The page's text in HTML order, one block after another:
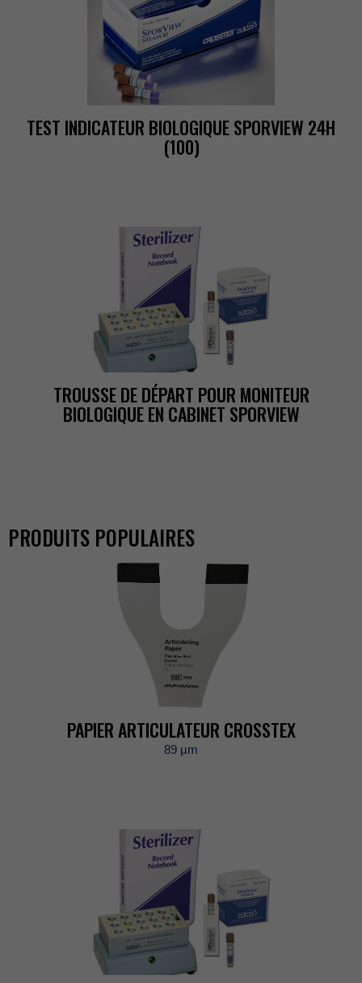
TESTINDICATEURBIOLOGIQUESPORVIEW24H
(100)
TROUSSEDEDÉPARTPOURMONITEUR
BIOLOGIQUEENCABINETSPORVIEW
PRODUITSPOPULAIRES
PAPIERARTICULATEURCROSSTEX
89µm